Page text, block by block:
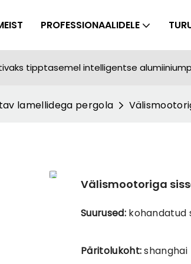
PROFESSIONAALIDELE
tipptasemel intelligentse
lamellidega pergola
Välismootoriga
Suurused: kohandatud
Päritolukoht:shanghai